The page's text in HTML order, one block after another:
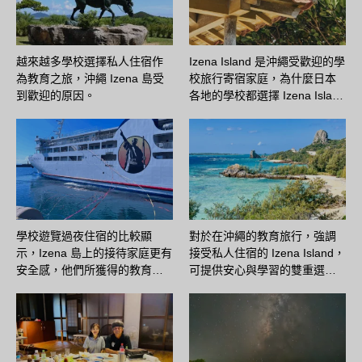
越來越多學校選擇私人住宿作
為教育之旅，沖繩 Izena 島受
到歡迎的原因。
Izena Island 是沖繩受歡迎的學
校旅行寄宿家庭，為什麼日本
各地的學校都選擇 Izena Isla…
學校遊覽過夜住宿的比較顯
示，Izena 島上的接待家庭更有
安全感，他們所獲得的教育…
對於在沖繩的教育旅行，強調
接受私人住宿的 Izena Island，
可提供安心與學習的雙重選…